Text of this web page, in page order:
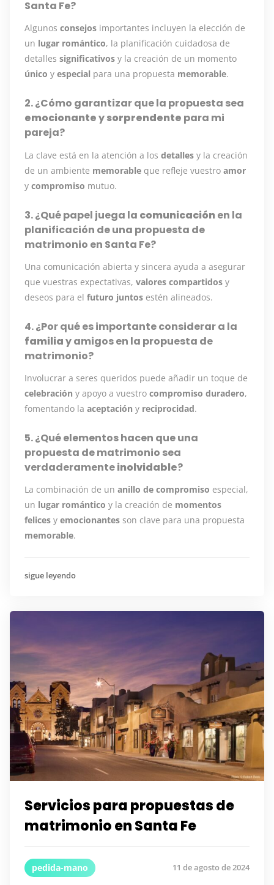
Santa Fe?
Algunos consejos importantes incluyen la elección de
un lugar romántico, la planificación cuidadosa de
detalles significativos y la creación de un momento
único y especial para una propuesta memorable.
2. ¿Cómo garantizar que la propuesta sea
emocionanteysorprendente para mi
pareja?
La clave está en la atención a los detalles y la creación
de un ambiente memorable que refleje vuestro amor
y compromiso mutuo.
3. ¿Qué papel juega la comunicación en la
planificación de una propuesta de
matrimonio en Santa Fe?
Una comunicación abierta y sincera ayuda a asegurar
que vuestras expectativas, valores compartidos y
deseos para el futuro juntos estén alineados.
4. ¿Por qué es importante considerar a la
familiay amigos en la propuesta de
matrimonio?
Involucrar a seres queridos puede añadir un toque de
celebración y apoyo a vuestro compromiso duradero,
fomentando la aceptación y reciprocidad.
5. ¿Qué elementos hacen que una
propuesta de matrimonio sea
verdaderamenteinolvidable?
La combinación de un anillo de compromiso especial,
un lugar romántico y la creación de momentos
felices y emocionantes son clave para una propuesta
memorable.
sigue leyendo
Servicios para propuestas de
matrimonio en Santa Fe
pedida-mano 11 de agosto de 2024